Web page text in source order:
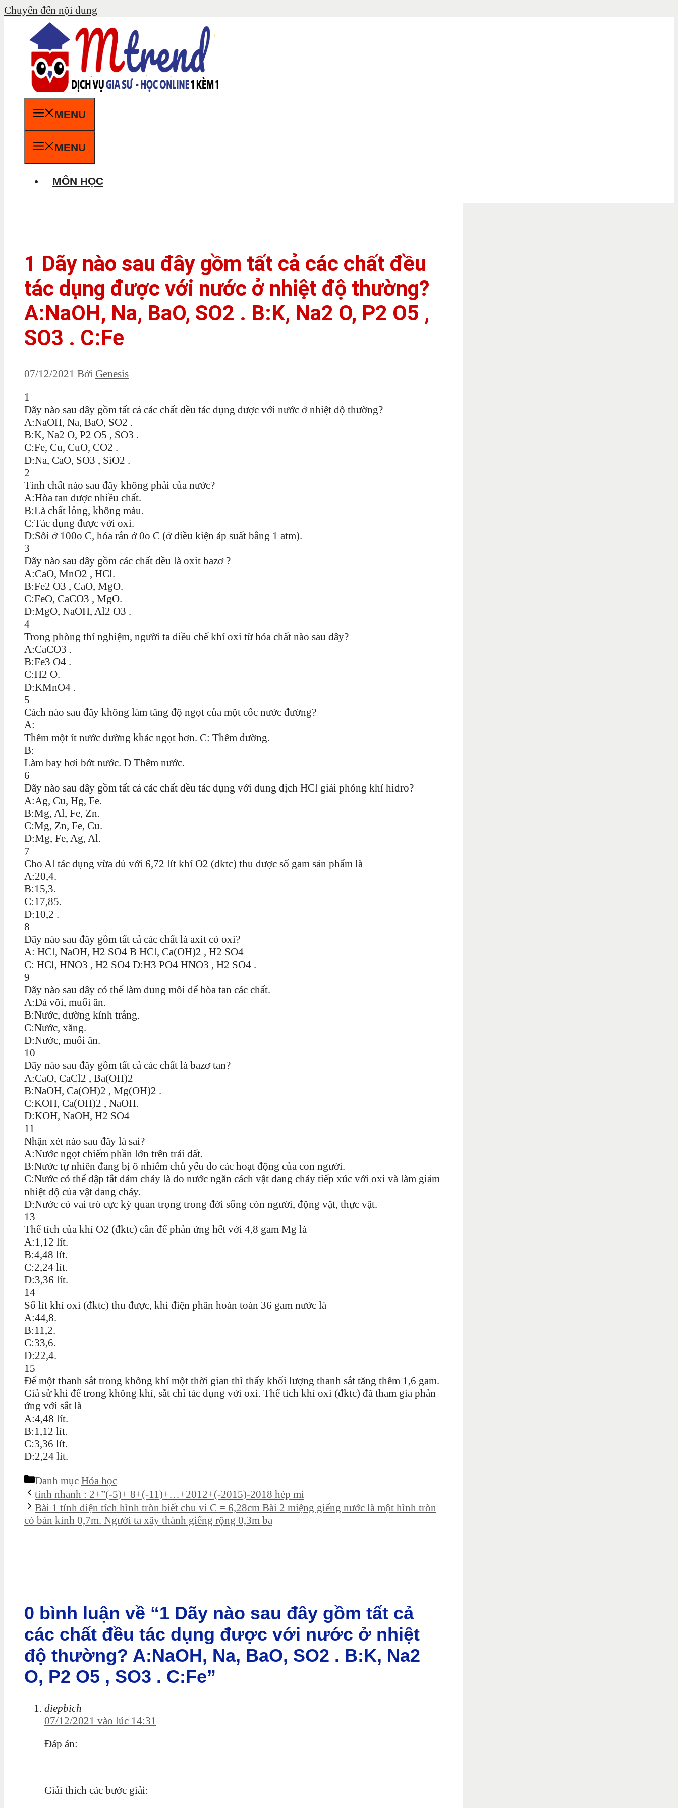
Chuyển đến nội dung
MENU
MENU
MÔN HỌC
1 Dãy nào sau đây gồm tất cả các chất đều
tác dụng được với nước ở nhiệt độ thường?
A:NaOH, Na, BaO, SO2 . B:K, Na2 O, P2 O5 ,
SO3 . C:Fe
07/12/2021 Bởi Genesis
1
Dãy nào sau đây gồm tất cả các chất đều tác dụng được với nước ở nhiệt độ thường?
A:NaOH, Na, BaO, SO2 .
B:K, Na2 O, P2 O5 , SO3 .
C:Fe, Cu, CuO, CO2 .
D:Na, CaO, SO3 , SiO2 .
2
Tính chất nào sau đây không phải của nước?
A:Hòa tan được nhiều chất.
B:Là chất lỏng, không màu.
C:Tác dụng được với oxi.
D:Sôi ở 100o C, hóa rắn ở 0o C (ở điều kiện áp suất bằng 1 atm).
3
Dãy nào sau đây gồm các chất đều là oxit bazơ ?
A:CaO, MnO2 , HCl.
B:Fe2 O3 , CaO, MgO.
C:FeO, CaCO3 , MgO.
D:MgO, NaOH, Al2 O3 .
4
Trong phòng thí nghiệm, người ta điều chế khí oxi từ hóa chất nào sau đây?
A:CaCO3 .
B:Fe3 O4 .
C:H2 O.
D:KMnO4 .
5
Cách nào sau đây không làm tăng độ ngọt của một cốc nước đường?
A:
Thêm một ít nước đường khác ngọt hơn. C: Thêm đường.
B:
Làm bay hơi bớt nước. D Thêm nước.
6
Dãy nào sau đây gồm tất cả các chất đều tác dụng với dung dịch HCl giải phóng khí hiđro?
A:Ag, Cu, Hg, Fe.
B:Mg, Al, Fe, Zn.
C:Mg, Zn, Fe, Cu.
D:Mg, Fe, Ag, Al.
7
Cho Al tác dụng vừa đủ với 6,72 lít khí O2 (đktc) thu được số gam sản phẩm là
A:20,4.
B:15,3.
C:17,85.
D:10,2 .
8
Dãy nào sau đây gồm tất cả các chất là axit có oxi?
A: HCl, NaOH, H2 SO4 B HCl, Ca(OH)2 , H2 SO4
C: HCl, HNO3 , H2 SO4 D:H3 PO4 HNO3 , H2 SO4 .
9
Dãy nào sau đây có thể làm dung môi để hòa tan các chất.
A:Đá vôi, muối ăn.
B:Nước, đường kính trắng.
C:Nước, xăng.
D:Nước, muối ăn.
10
Dãy nào sau đây gồm tất cả các chất là bazơ tan?
A:CaO, CaCl2 , Ba(OH)2
B:NaOH, Ca(OH)2 , Mg(OH)2 .
C:KOH, Ca(OH)2 , NaOH.
D:KOH, NaOH, H2 SO4
11
Nhận xét nào sau đây là sai?
A:Nước ngọt chiếm phần lớn trên trái đất.
B:Nước tự nhiên đang bị ô nhiễm chủ yếu do các hoạt động của con người.
C:Nước có thể dập tắt đám cháy là do nước ngăn cách vật đang cháy tiếp xúc với oxi và làm giảm
nhiệt độ của vật đang cháy.
D:Nước có vai trò cực kỳ quan trọng trong đời sống còn người, động vật, thực vật.
13
Thể tích của khí O2 (đktc) cần để phản ứng hết với 4,8 gam Mg là
A:1,12 lít.
B:4,48 lít.
C:2,24 lít.
D:3,36 lít.
14
Số lít khí oxi (đktc) thu được, khi điện phân hoàn toàn 36 gam nước là
A:44,8.
B:11,2.
C:33,6.
D:22,4.
15
Để một thanh sắt trong không khí một thời gian thì thấy khối lượng thanh sắt tăng thêm 1,6 gam.
Giả sử khi để trong không khí, sắt chỉ tác dụng với oxi. Thể tích khí oxi (đktc) đã tham gia phản
ứng với sắt là
A:4,48 lít.
B:1,12 lít.
C:3,36 lít.
D:2,24 lít.
Danh mục Hóa học
tính nhanh : 2+”(-5)+ 8+(-11)+…+2012+(-2015)-2018 hép mi
Bài 1 tính diện tích hình tròn biết chu vi C = 6,28cm Bài 2 miệng giếng nước là một hình tròn
có bán kính 0,7m. Người ta xây thành giếng rộng 0,3m ba
0 bình luận về “1 Dãy nào sau đây gồm tất cả
các chất đều tác dụng được với nước ở nhiệt
độ thường? A:NaOH, Na, BaO, SO2 . B:K, Na2
O, P2 O5 , SO3 . C:Fe”
diepbich
07/12/2021 vào lúc 14:31
Đáp án:
Giải thích các bước giải: